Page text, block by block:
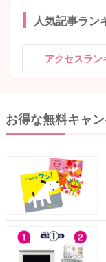
人気記事ラン
アクセスラン
お得な無料キャ